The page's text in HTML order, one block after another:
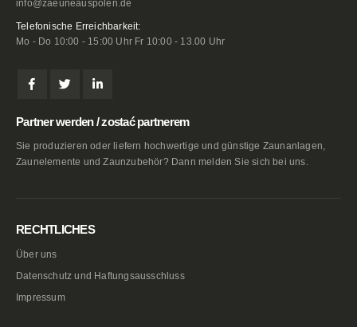
info@zaeuneauspolen.de
Telefonische Erreichbarkeit:
Mo - Do 10:00 - 15:00 Uhr Fr 10:00 - 13.00 Uhr
Partner werden / zostać partnerem
Sie produzieren oder liefern hochwertige und günstige Zaunanlagen,
Zaunelemente und Zaunzubehör? Dann melden Sie sich bei uns.
RECHTLICHES
Über uns
Datenschutz und Haftungsausschluss
Impressum